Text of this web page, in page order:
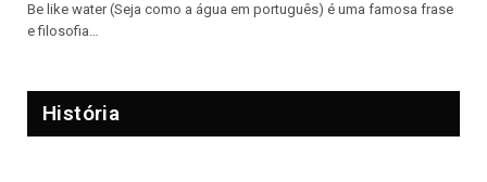
Be like water (Seja como a água em português) é uma famosa frase
e filosofia…
História